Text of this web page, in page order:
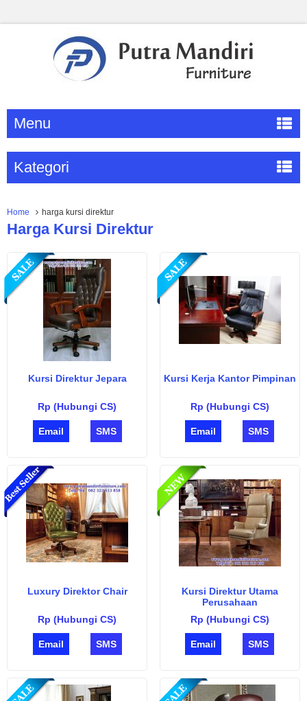
Menu
Kategori
Home harga kursi direktur
Harga Kursi Direktur
Kursi Direktur Jepara
Rp (Hubungi CS)
Email SMS
Kursi Kerja Kantor Pimpinan
Rp (Hubungi CS)
Email SMS
Luxury Direktor Chair
Rp (Hubungi CS)
Email SMS
Kursi Direktur Utama
Perusahaan
Rp (Hubungi CS)
Email SMS